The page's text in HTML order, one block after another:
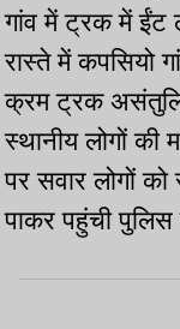
गांव में ट्रक में ईंट
रास्ते में कपसियो
क्रम ट्रक
स्थानीय लोगों
पर सवार लोगों को
पाकर पहुंची